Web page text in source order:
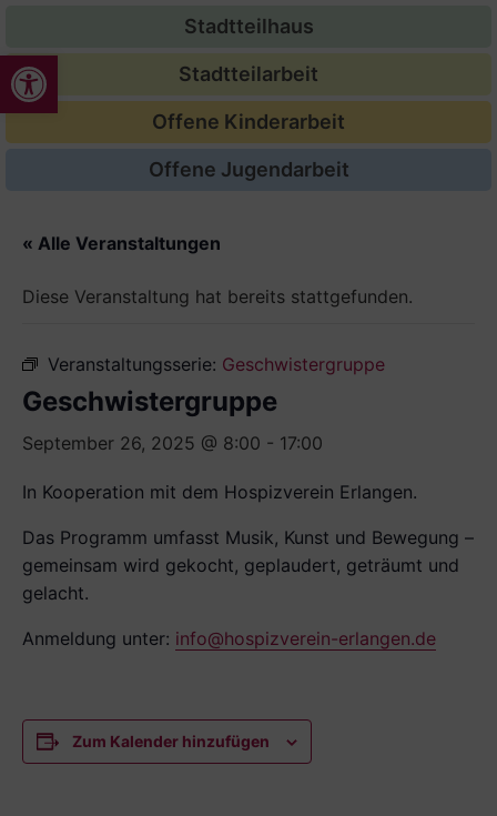
Werkzeugleiste öffnen
Stadtteilhaus
Stadtteilarbeit
Offene Kinderarbeit
Offene Jugendarbeit
« Alle Veranstaltungen
Diese Veranstaltung hat bereits stattgefunden.
Veranstaltungsserie: Geschwistergruppe
Geschwistergruppe
September 26, 2025 @ 8:00 - 17:00
In Kooperation mit dem Hospizverein Erlangen.
Das Programm umfasst Musik, Kunst und Bewegung –
gemein­sam wird gekocht, geplaudert, geträumt und
gelacht.
Anmeldung unter: info@hospizverein-erlangen.de
Zum Kalender hinzufügen